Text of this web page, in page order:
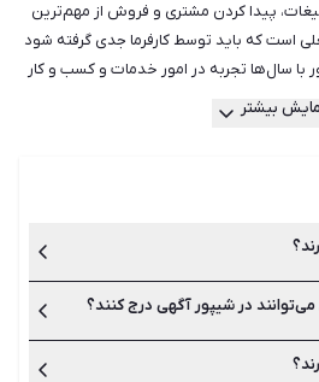
پیدا کردن مشتری و فروش از مهم‌ترین
که باید توسط کارفرما جدی گرفته شود
سال‌ها تجربه در امور خدمات و کسب و کار
آگهی‌های کسب و کارهایی مانند آرایشگری
لیست آن‌ها اضافه خواهد شد. تفاوتی ندارد
و اپلیکیشن شیپور در محیطی کاملا امن،
دنبال دریافت خدماتی مانند تایپ و ترجمه،
شیپور را بررسی کرده و بهترین و مناسب‌ترین
بیشتر
تایپ و ترجمه، خرید و فروش عمده،
متفاوتی خواهند داشت.
در شیپور آگهی درج کنند؟
و خدماتی ارائه می‌دهید، شیپور